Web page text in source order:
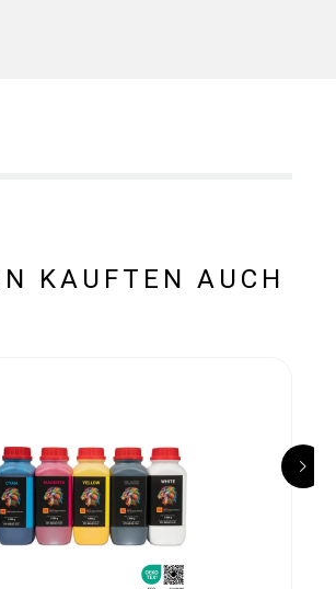
KAUFTEN AUCH